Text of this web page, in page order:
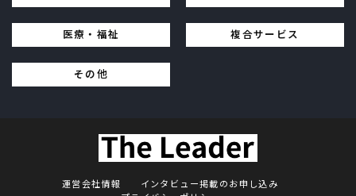
医療・福祉 複合サービス
その他
運営会社情報
インタビュー掲載のお申し込み